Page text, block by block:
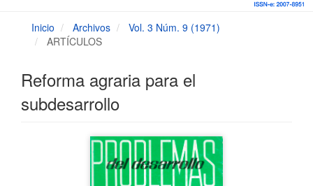
Inicio Archivos
Vol. 3 Núm. 9 (1971)
ARTÍCULOS
Reforma agraria para el
subdesarrollo